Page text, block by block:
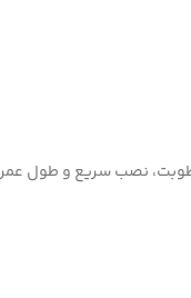
نصب سریع و طول